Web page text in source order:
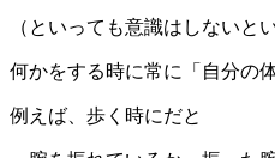
（といっても意識はしないと
何かをする時に常に「自分の
例えば、歩く時にだと